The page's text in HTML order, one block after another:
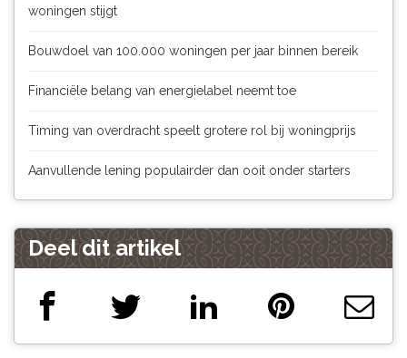
woningen stijgt
Bouwdoel van 100.000 woningen per jaar binnen bereik
Financiële belang van energielabel neemt toe
Timing van overdracht speelt grotere rol bij woningprijs
Aanvullende lening populairder dan ooit onder starters
Deel dit artikel